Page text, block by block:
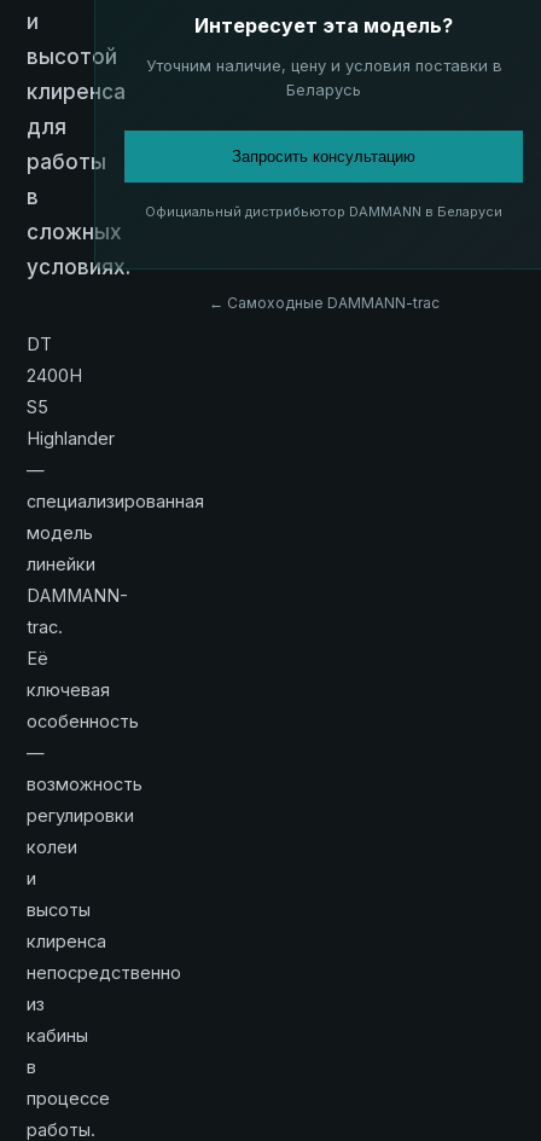
и
высотой
клиренса
для
работы
в
сложных
условиях.
DT
2400H
S5
Highlander
—
специализированная
модель
линейки
DAMMANN-
trac.
Её
ключевая
особенность
—
возможность
регулировки
колеи
и
высоты
клиренса
непосредственно
из
кабины
в
процессе
работы.
Интересует эта модель?
Уточним наличие, цену и условия поставки в
Беларусь
Запросить консультацию
Официальный дистрибьютор DAMMANN в Беларуси
← Самоходные DAMMANN-trac